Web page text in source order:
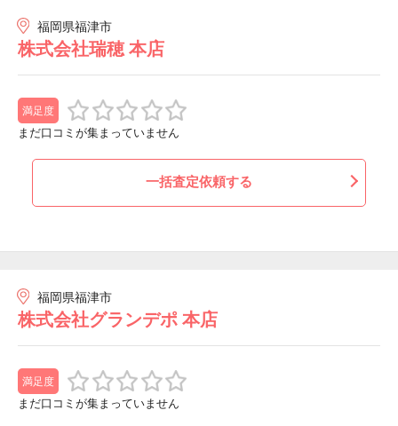
福岡県福津市
株式会社瑞穂 本店
満足度
まだ口コミが集まっていません
一括査定依頼する
福岡県福津市
株式会社グランデポ 本店
満足度
まだ口コミが集まっていません